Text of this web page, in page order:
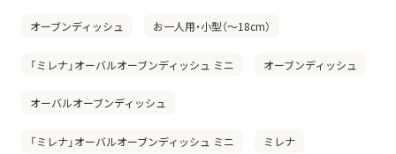
オーブンディッシュ お一人用・小型（〜18cm）
「ミレナ」オーバルオーブンディッシュ ミニ オーブンディッシュ
オーバルオーブンディッシュ
「ミレナ」オーバルオーブンディッシュ ミニ ミレナ